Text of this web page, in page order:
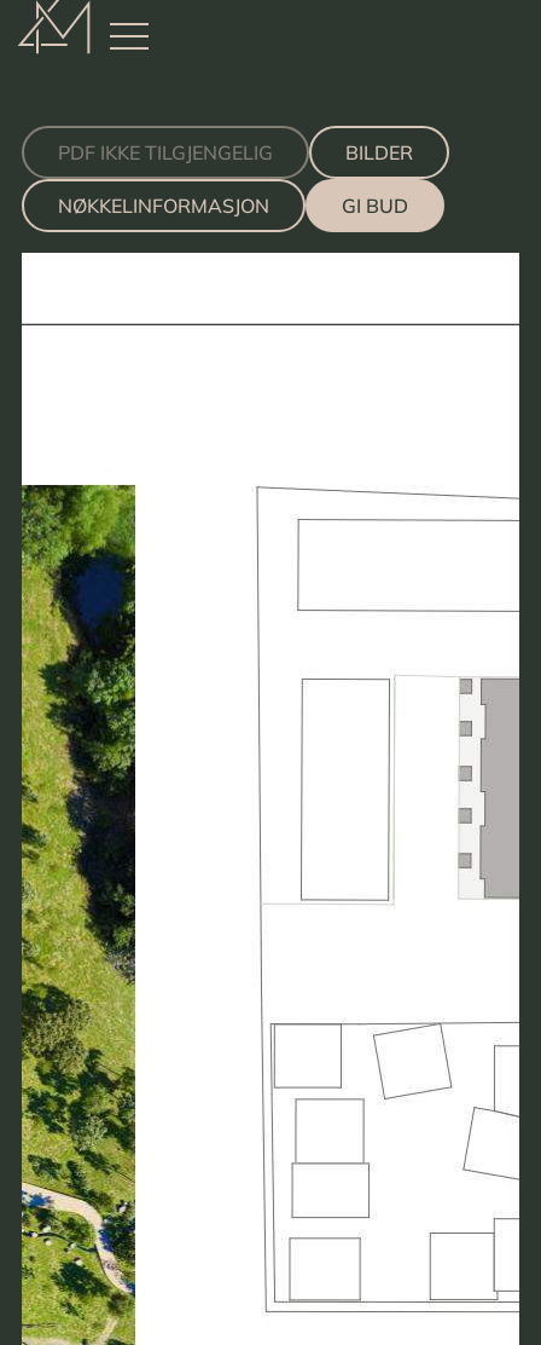
PDF IKKE TILGJENGELIG BILDER
NØKKELINFORMASJON GI BUD